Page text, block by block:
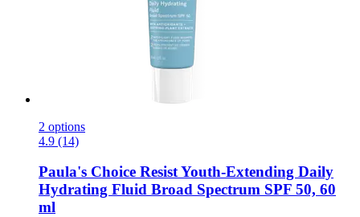
2 options
4.9 (14)
Paula's Choice Resist Youth-​Extending Daily
Hydrating Fluid Broad Spectrum SPF 50, 60
ml